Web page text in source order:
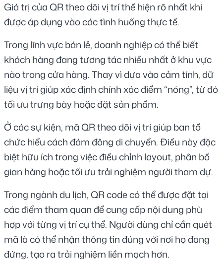
Giá trị của QR theo dõi vị trí thể hiện rõ nhất khi
được áp dụng vào các tình huống thực tế.
Trong lĩnh vực bán lẻ, doanh nghiệp có thể biết
khách hàng đang tương tác nhiều nhất ở khu vực
nào trong cửa hàng. Thay vì dựa vào cảm tính, dữ
liệu vị trí giúp xác định chính xác điểm “nóng”, từ đó
tối ưu trưng bày hoặc đặt sản phẩm.
Ở các sự kiện, mã QR theo dõi vị trí giúp ban tổ
chức hiểu cách đám đông di chuyển. Điều này đặc
biệt hữu ích trong việc điều chỉnh layout, phân bổ
gian hàng hoặc tối ưu trải nghiệm người tham dự.
Trong ngành du lịch, QR code có thể được đặt tại
các điểm tham quan để cung cấp nội dung phù
hợp với từng vị trí cụ thể. Người dùng chỉ cần quét
mã là có thể nhận thông tin đúng với nơi họ đang
đứng, tạo ra trải nghiệm liền mạch hơn.